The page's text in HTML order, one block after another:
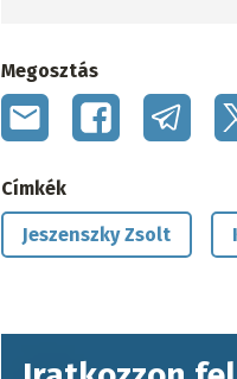
Megosztás
Címkék
Jeszenszky Zsolt